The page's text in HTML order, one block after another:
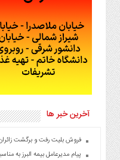
آخرین خبر ها
فروش بلیت رفت و برگشت
پیام مدیرعامل بیمه البرز به